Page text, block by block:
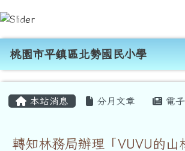
跳至主內容區
桃園市平鎮區北勢國民
導覽列
桃園市平鎮區北勢國民小學
本站消息 分月文章 電
轉知林務局辦理「VUVU的